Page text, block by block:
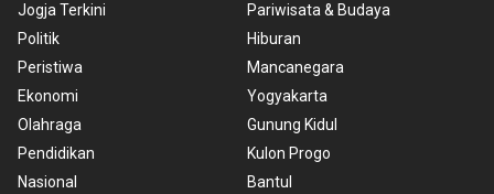
Jogja Terkini
Politik
Peristiwa
Ekonomi
Olahraga
Pendidikan
Nasional
Pariwisata & Budaya
Hiburan
Mancanegara
Yogyakarta
Gunung Kidul
Kulon Progo
Bantul